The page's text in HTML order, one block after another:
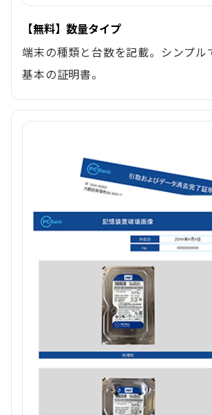
【無料】数量タイプ
端末の種類と台数を記載。シンプル
基本の証明書。